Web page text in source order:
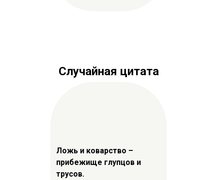
Случайная цитата
Ложь и коварство –
прибежище глупцов и
трусов.